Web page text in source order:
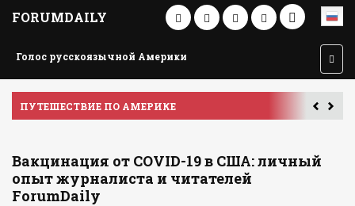
FORUMDAILY
Голос русскоязычной Америки
ПУТЕШЕСТВИЕ ПО АМЕРИКЕ
Вакцинация от COVID-19 в США: личный
опыт журналиста и читателей
ForumDaily